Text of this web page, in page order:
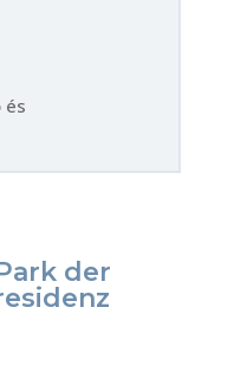
és
der